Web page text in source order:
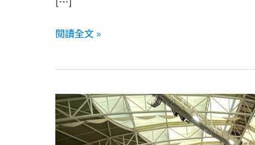
閱讀全文 »
第
五
屆